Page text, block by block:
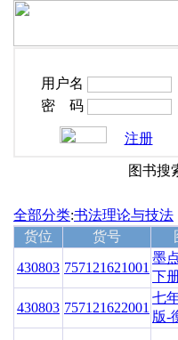
图书搜
全部分类:书法理论与技法
货位
货号
430803 757121621001
墨
下
430803 757121622001
七
版-